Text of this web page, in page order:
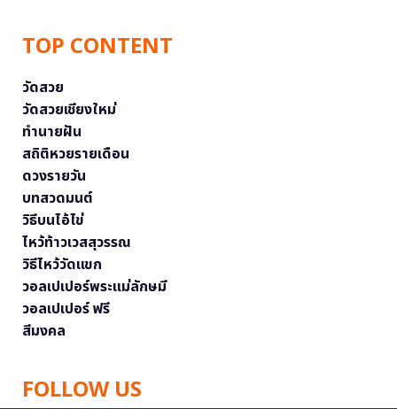
TOP CONTENT
วัดสวย
วัดสวยเชียงใหม่
ทำนายฝัน
สถิติหวยรายเดือน
ดวงรายวัน
บทสวดมนต์
วิธีบนไอ้ไข่
ไหว้ท้าวเวสสุวรรณ
วิธีไหว้วัดแขก
วอลเปเปอร์พระแม่ลักษมี
วอลเปเปอร์ ฟรี
สีมงคล
FOLLOW US